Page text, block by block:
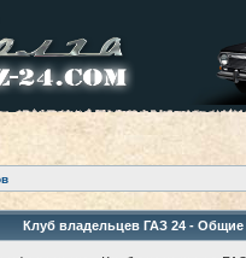
Клуб владельцев ГАЗ 24 - Общие